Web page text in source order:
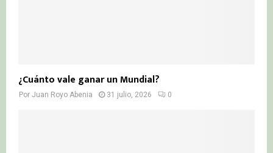
¿Cuánto vale ganar un Mundial?
Por Juan Royo Abenia 31 julio, 2026 0